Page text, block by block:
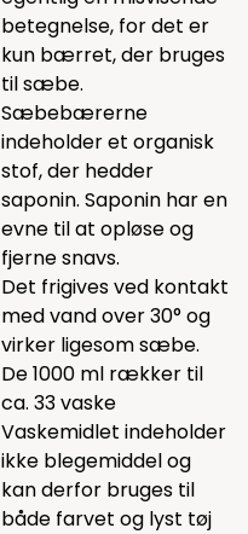
betegnelse, for det er
kun bærret, der bruges
til sæbe.
Sæbebærerne
indeholder et organisk
stof, der hedder
saponin. Saponin har en
evne til at opløse og
fjerne snavs.
Det frigives ved kontakt
med vand over 30° og
virker ligesom sæbe.
De 1000 ml rækker til
ca. 33 vaske
Vaskemidlet indeholder
ikke blegemiddel og
kan derfor bruges til
både farvet og lyst tøj